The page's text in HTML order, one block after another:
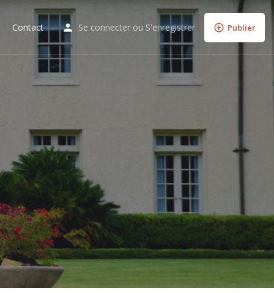
Contact Se connecter ou S'enregistrer Publier